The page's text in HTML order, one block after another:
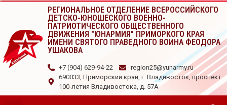
РЕГИОНАЛЬНОЕ ОТДЕЛЕНИЕ ВСЕРОССИЙСКОГО
ДЕТСКО-ЮНОШЕСКОГО ВОЕННО-
ПАТРИОТИЧЕСКОГО ОБЩЕСТВЕННОГО
ДВИЖЕНИЯ "ЮНАРМИЯ" ПРИМОРКОГО КРАЯ
ИМЕНИ СВЯТОГО ПРАВЕДНОГО ВОИНА ФЕОДОРА
УШАКОВА
+7 (904) 629-94-22
region25@yunarmy.ru
690033, Приморский край, г. Владивосток, проспект
100-летия Владивостока, д. 57А